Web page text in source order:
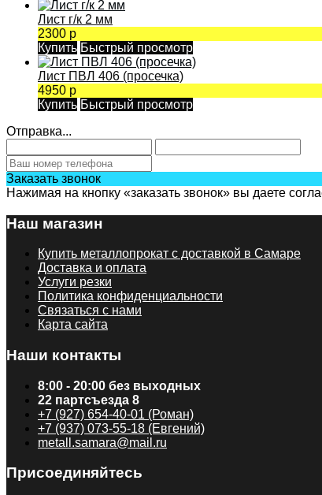
Лист г/к 2 мм
2300 р
Купить Быстрый просмотр
Лист ПВЛ 406 (просечка)
4950 р
Купить Быстрый просмотр
Отправка...
Заказать звонок
Нажимая на кнопку «заказать звонок» вы даете
Наш магазин
Купить металлопрокат с доставкой в Самаре
Доставка и оплата
Услуги резки
Политика конфиденциальности
Связаться с нами
Карта сайта
Наши контакты
8:00 - 20:00 без выходных
22 партсъезда 8
+7 (927) 654-40-01 (Роман)
+7 (937) 073-55-18 (Евгений)
metall.samara@mail.ru
Присоединяйтесь